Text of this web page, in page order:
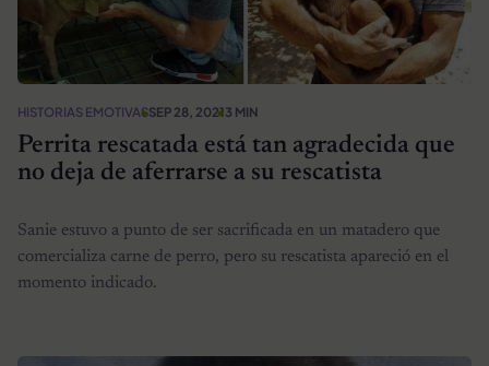
HISTORIAS EMOTIVASSEP 28, 20213 MIN
Perrita rescatada está tan agradecida que
no deja de aferrarse a su rescatista
Sanie estuvo a punto de ser sacrificada en un matadero que
comercializa carne de perro, pero su rescatista apareció en el
momento indicado.